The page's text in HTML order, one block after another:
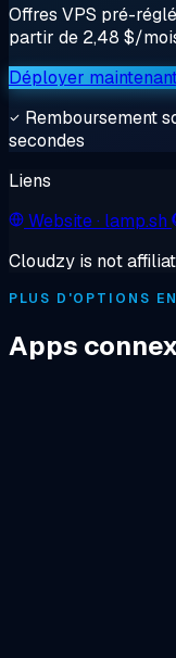
Offres VPS pré-
partir de 2,48 $/
Déployer
Remboursement
secondes
Liens
Website· lamp.sh
Cloudzy is not
PLUS D'OPTIONS
Apps